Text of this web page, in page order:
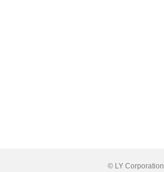
© LY Corporation